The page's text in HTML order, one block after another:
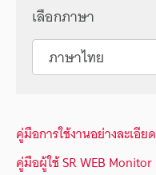
เลือกภาษา
คู่มือการใช้งานอย่างละเอียด
คู่มือผู้ใช้ SR WEB Monitor